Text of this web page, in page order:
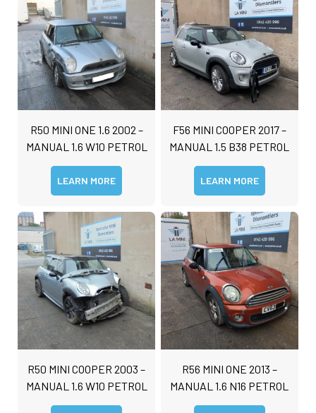
R50 MINI ONE 1.6 2002 –
MANUAL 1.6 W10 PETROL
LEARN MORE
F56 MINI COOPER 2017 –
MANUAL 1.5 B38 PETROL
LEARN MORE
R50 MINI COOPER 2003 –
MANUAL 1.6 W10 PETROL
R56 MINI ONE 2013 –
MANUAL 1.6 N16 PETROL
g
e
Submit